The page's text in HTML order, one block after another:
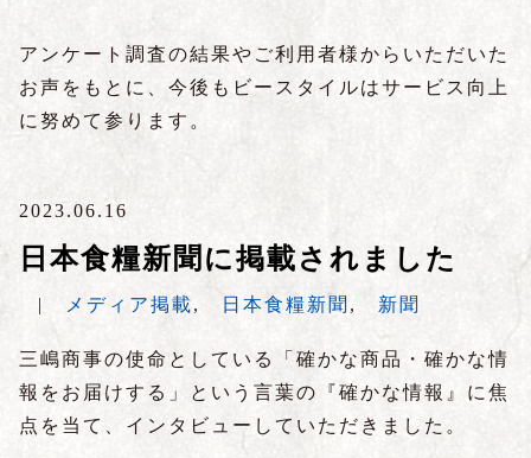
アンケート調査の結果やご利用者様からいただいた
お声をもとに、今後もビースタイルはサービス向上
に努めて参ります。
2023.06.16
日本食糧新聞に掲載されました
| メディア掲載, 日本食糧新聞 , 新聞
三嶋商事の使命としている「確かな商品・確かな情
報をお届けする」という言葉の『確かな情報』に焦
点を当て、インタビューしていただきました。